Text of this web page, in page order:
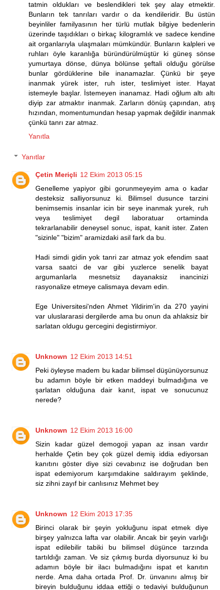
tatmin oldukları ve beslendikleri tek şey alay etmektir.
Bunların tek tanrıları vardır o da kendileridir. Bu üstün
beyinliler familyasının her türlü mutlak bilgiye bedenlerin
üzerinde taşıdıkları o birkaç kilogramlık ve sadece kendine
ait organlarıyla ulaşmaları mümkündür. Bunların kalpleri ve
ruhları öyle karanlığa büründürülmüştür ki güneş sönse
yumurtaya dönse, dünya bölünse şeftali olduğu görülse
bunlar gördüklerine bile inanamazlar. Çünkü bir şeye
inanmak yürek ister, ruh ister, teslimiyet ister. Hayat
istemeyle başlar. İstemeyen inanamaz. Hadi oğlum altı altı
diyip zar atmaktır inanmak. Zarların dönüş çapından, atış
hızından, momentumundan hesap yapmak değildir inanmak
çünkü tanrı zar atmaz.
Yanıtla
Yanıtlar
Çetin Meriçli 12 Ekim 2013 05:15
Genelleme yapiyor gibi gorunmeyeyim ama o kadar
desteksiz salliyorsunuz ki. Bilimsel dusunce tarzini
benimsemis insanlar icin bir seye inanmak yurek, ruh
veya teslimiyet degil laboratuar ortaminda
tekrarlanabilir deneysel sonuc, ispat, kanit ister. Zaten
"sizinle" "bizim" aramizdaki asil fark da bu.
Hadi simdi gidin yok tanri zar atmaz yok efendim saat
varsa saatci de var gibi yuzlerce senelik bayat
argumanlarla mesnetsiz dayanaksiz inancinizi
rasyonalize etmeye calismaya devam edin.
Ege Universitesi'nden Ahmet Yildirim'in da 270 yayini
var uluslararasi dergilerde ama bu onun da ahlaksiz bir
sarlatan oldugu gercegini degistirmiyor.
Unknown 12 Ekim 2013 14:51
Peki öyleyse madem bu kadar bilimsel düşünüyorsunuz
bu adamın böyle bir etken maddeyi bulmadığına ve
şarlatan olduğuna dair kanıt, ispat ve sonucunuz
nerede?
Unknown 12 Ekim 2013 16:00
Sizin kadar güzel demogoji yapan az insan vardır
herhalde Çetin bey çok güzel demiş iddia ediyorsan
kanıtını göster diye sizi cevabınız ise doğrudan ben
ispat edemiyorum karşımdakine saldırayım şeklinde,
siz zihni zayıf bir canlısınız Mehmet bey
Unknown 12 Ekim 2013 17:35
Birinci olarak bir şeyin yokluğunu ispat etmek diye
birşey yalnızca lafta var olabilir. Ancak bir şeyin varlığı
ispat edilebilir tabiki bu bilimsel düşünce tarzında
tartıldığı zaman. Ve siz çıkmış burda diyorsunuz ki bu
adamın böyle bir ilacı bulmadığını ispat et kanıtın
nerde. Ama daha ortada Prof. Dr. ünvanını almış bir
bireyin bulduğunu iddaa ettiği o tedaviyi bulduğunun